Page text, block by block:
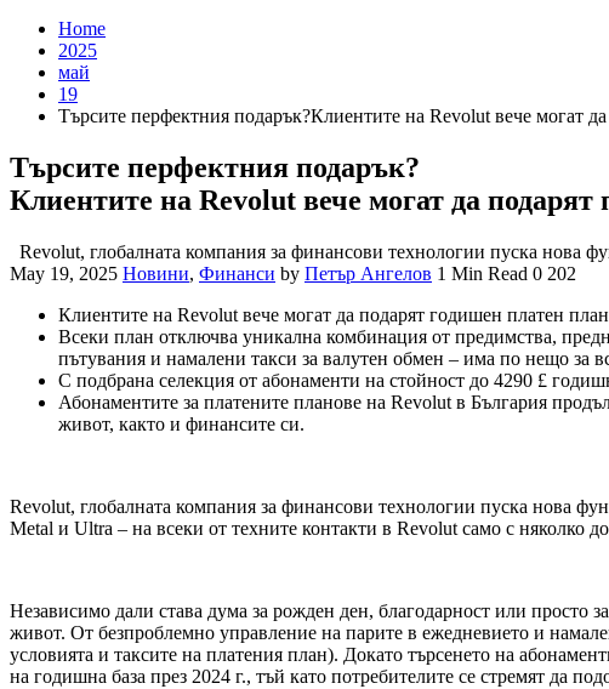
Home
2025
май
19
Търсите перфектния подарък? Клиентите на Revolut вече могат
Търсите перфектния подарък?
Клиентите на Revolut вече могат да подарят
Revolut, глобалната компания за финансови технологии пуска нова
May 19, 2025 Новини, Финанси by Петър Ангелов 1 Min Read 0 202
Клиентите на Revolut вече могат да подарят годишен платен
Всеки план отключва уникална комбинация от предимства,
пътувания и намалени такси за валутен обмен – има по нещо за
С подбрана селекция от абонаменти на стойност до 4290 £
Абонаментите за платените планове на Revolut в България
живот, както и финансите си.
Revolut, глобалната компания за финансови технологии пуска нова
Metal и Ultra – на всеки от техните контакти в Revolut само с няколко
Независимо дали става дума за рожден ден, благодарност или просто
живот. От безпроблемно управление на парите в ежедневието и
условията и таксите на платения план). Докато търсенето на
на годишна база през 2024 г., тъй като потребителите се стремят да